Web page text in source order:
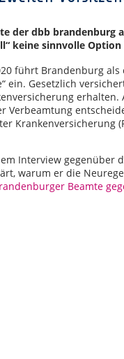
der dbb
keine sinnvolle
führt Brandenburg
ein. Gesetzlich
Verbeamtung
Krankenversicherung
Interview gegenüber
warum er die
Beamte